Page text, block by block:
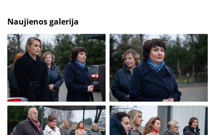
Naujienos galerija